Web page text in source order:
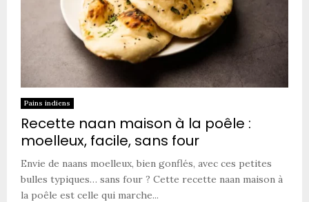
Pains indiens
Recette naan maison à la poêle :
moelleux, facile, sans four
Envie de naans moelleux, bien gonflés, avec ces petites
bulles typiques… sans four ? Cette recette naan maison à
la poêle est celle qui marche...